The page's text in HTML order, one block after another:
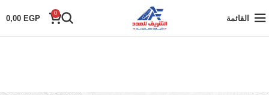
القائمة
0
0,00 EGP